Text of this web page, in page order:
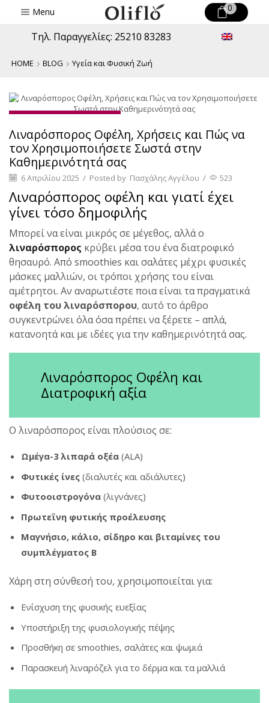
Menu 0
Τηλ. Παραγγελίες: 25210 83283
HOME BLOG Υγεία και Φυσική Ζωή
Λιναρόσπορος Οφέλη, Χρήσεις και Πώς να
τον Χρησιμοποιήσετε Σωστά στην
Καθημερινότητά σας
6 Απριλίου 2025 / Posted by Πασχάλης Αγγέλου / 523
Λιναρόσπορος οφέλη και γιατί έχει
γίνει τόσο δημοφιλής
Μπορεί να είναι μικρός σε μέγεθος, αλλά ο
λιναρόσπορος κρύβει μέσα του ένα διατροφικό
θησαυρό. Από smoothies και σαλάτες μέχρι φυσικές
μάσκες μαλλιών, οι τρόποι χρήσης του είναι
αμέτρητοι. Αν αναρωτιέστε ποια είναι τα πραγματικά
οφέλη του λιναρόσπορου, αυτό το άρθρο
συγκεντρώνει όλα όσα πρέπει να ξέρετε – απλά,
κατανοητά και με ιδέες για την καθημερινότητά σας.
Λιναρόσπορος Οφέλη και
Διατροφική αξία
Ο λιναρόσπορος είναι πλούσιος σε:
Ωμέγα-3 λιπαρά οξέα (ALA)
Φυτικές ίνες (διαλυτές και αδιάλυτες)
Φυτοοιστρογόνα (λιγνάνες)
Πρωτεΐνη φυτικής προέλευσης
Μαγνήσιο, κάλιο, σίδηρο και βιταμίνες του
συμπλέγματος Β
Χάρη στη σύνθεσή του, χρησιμοποιείται για:
Ενίσχυση της φυσικής ευεξίας
Υποστήριξη της φυσιολογικής πέψης
Προσθήκη σε smoothies, σαλάτες και ψωμιά
Παρασκευή λιναρόζελ για το δέρμα και τα μαλλιά